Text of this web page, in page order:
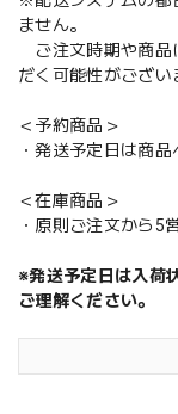
ません。
ご注文時期や商品
だく可能性がござい
＜予約商品＞
・発送予定日は商
＜在庫商品＞
・原則ご注文から5
※発送予定日は入荷
ご理解ください。